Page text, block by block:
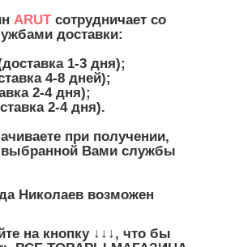
ARUTсотрудничает со
доставки:
1-3 дня);
4-8 дней);
2-4 дня);
2-4 дня).
при получении,
выбранной Вами службы
Николаев возможен
на кнопку↓↓↓, что бы